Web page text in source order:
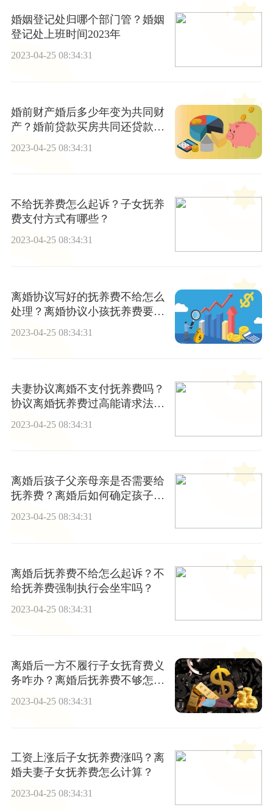
婚姻登记处归哪个部门管？婚姻
登记处上班时间2023年
2023-04-25 08:34:31
婚前财产婚后多少年变为共同财
产？婚前贷款买房共同还贷款是
2023-04-25 08:34:31
不给抚养费怎么起诉？子女抚养
费支付方式有哪些？
2023-04-25 08:34:31
离婚协议写好的抚养费不给怎么
处理？离婚协议小孩抚养费要给
2023-04-25 08:34:31
夫妻协议离婚不支付抚养费吗？
协议离婚抚养费过高能请求法院
2023-04-25 08:34:31
离婚后孩子父亲母亲是否需要给
抚养费？离婚后如何确定孩子的
抚养费？
2023-04-25 08:34:31
离婚后抚养费不给怎么起诉？不
给抚养费强制执行会坐牢吗？
2023-04-25 08:34:31
离婚后一方不履行子女抚育费义
务咋办？离婚后抚养费不够怎么
增加抚养费？
2023-04-25 08:34:31
工资上涨后子女抚养费涨吗？离
婚夫妻子女抚养费怎么计算？
2023-04-25 08:34:31